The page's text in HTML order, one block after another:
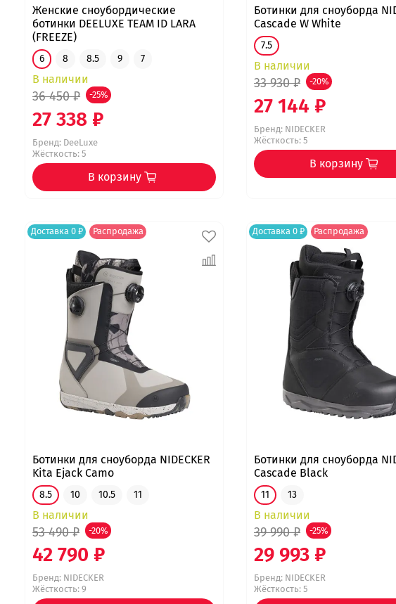
Женские сноубордические
ботинки DEELUXE TEAM ID LARA
(FREEZE)
6 8 8.5 9 7
В наличии
36 450 ₽ -25%
27 338 ₽
Бренд: DeeLuxe
Жёсткость: 5
В корзину
Ботинки для сноуборда
Cascade W White
7.5
В наличии
33 930 ₽ -20%
27 144 ₽
Бренд: NIDECKER
Жёсткость: 5
В корзину
Доставка 0 ₽ Распродажа
Ботинки для сноуборда NIDECKER
Kita Ejack Camo
8.5 10 10.5 11
В наличии
53 490 ₽ -20%
42 790 ₽
Бренд: NIDECKER
Жёсткость: 9
Доставка 0 ₽ Распродажа
Ботинки для сноуборда
Cascade Black
11 13
В наличии
39 990 ₽ -25%
29 993 ₽
Бренд: NIDECKER
Жёсткость: 5